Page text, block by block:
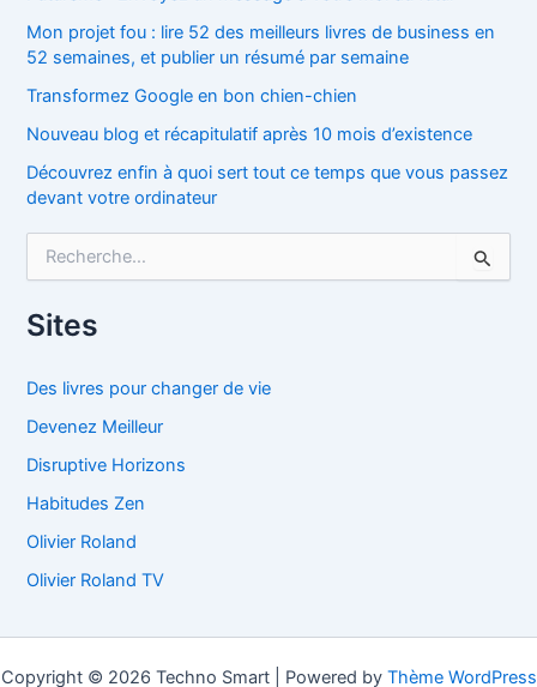
Mon projet fou : lire 52 des meilleurs livres de business en
52 semaines, et publier un résumé par semaine
Transformez Google en bon chien-chien
Nouveau blog et récapitulatif après 10 mois d’existence
Découvrez enfin à quoi sert tout ce temps que vous passez
devant votre ordinateur
h
e
c
e
r
:
Sites
Des livres pour changer de vie
Devenez Meilleur
Disruptive Horizons
Habitudes Zen
Olivier Roland
Olivier Roland TV
Copyright © 2026 Techno Smart | Powered by Thème WordPress